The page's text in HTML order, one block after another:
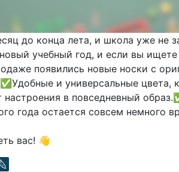
до конца лета, и школа уже не
учебный год, и если вы
появились новые носки с
и универсальные
настроения в повседневный
года остается совсем немного
вас! 👋